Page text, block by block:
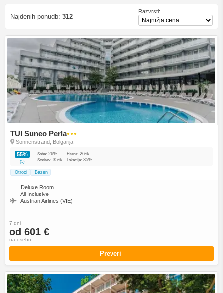
Najdenih ponudb: 312
Razvrsti:
TUI Suneo Perla●●●
Sonnenstrand, Bolgarija
55%
(5)
Soba: 26% Hrana: 26%
Storitev: 35% Lokacija: 35%
Otroci Bazen
Deluxe Room
All Inclusive
Austrian Airlines (VIE)
7 dni
od 601 €
na osebo
Preveri